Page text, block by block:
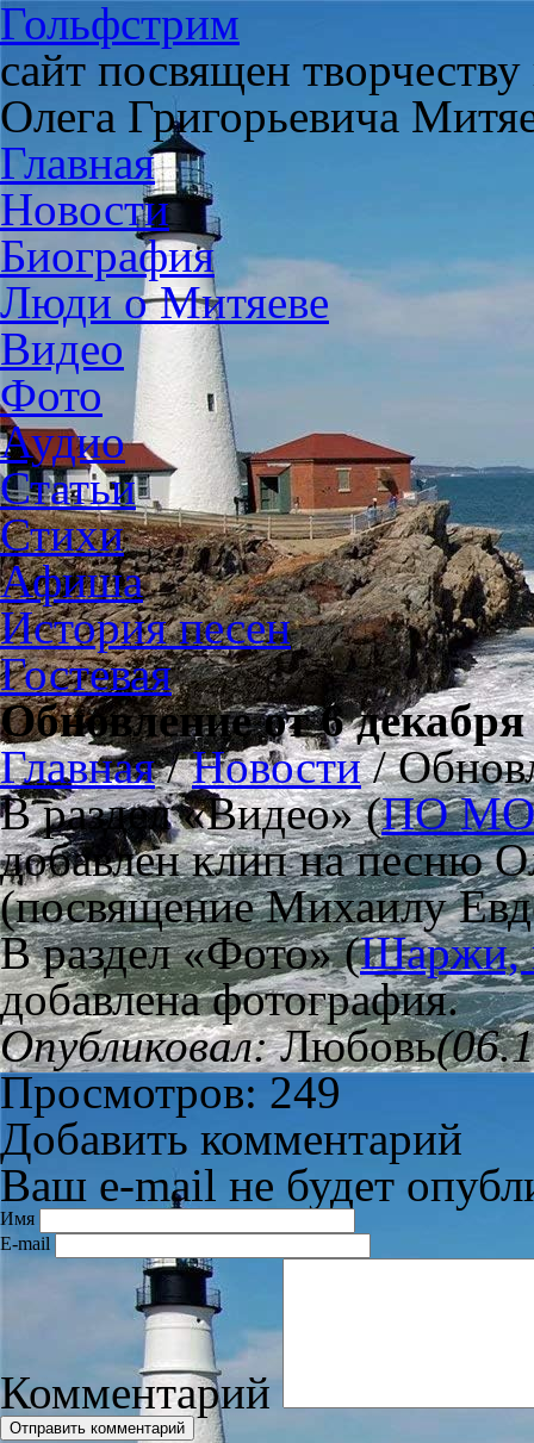
Гольфстрим
сайт посвящен
Олега Григорьевича
Главная
Новости
Биография
Люди о Митяеве
Видео
Фото
Аудио
Статьи
Стихи
Афиша
История песен
Гостевая
Обновление от 6 декабря
Главная/Новости/
В раздел «Видео» (ПО
добавлен клип на песню
(посвящение Михаилу
В раздел «Фото» (Шаржи,
добавлена фотография.
Опубликовал:Любовь
Просмотров: 249
Добавить комментарий
Ваш e-mail не будет
Имя
E-mail
Комментарий